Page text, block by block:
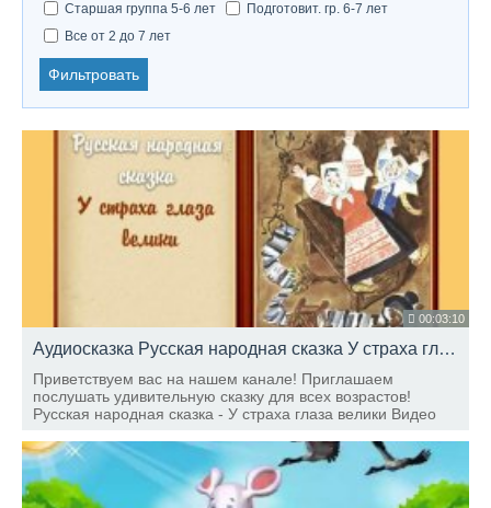
Старшая группа 5-6 лет
Подготовит. гр. 6-7 лет
Все от 2 до 7 лет
Фильтровать
00:03:10
Аудиосказка Русская народная сказка У страха глаза велики Слушать онлайн
Приветствуем вас на нашем канале! Приглашаем
послушать удивительную сказку для всех возрастов!
Русская народная сказка - У страха глаза велики Видео
собственных фантазий!!!